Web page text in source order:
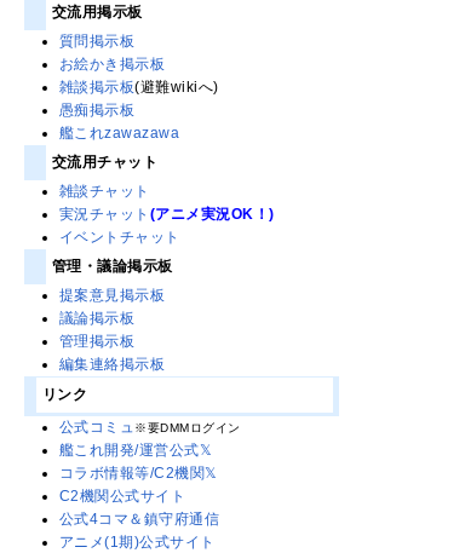
交流用掲示板
質問掲示板
お絵かき掲示板
雑談掲示板(避難wikiへ)
愚痴掲示板
艦これzawazawa
交流用チャット
雑談チャット
実況チャット (アニメ実況OK！)
イベントチャット
管理・議論掲示板
提案意見掲示板
議論掲示板
管理掲示板
編集連絡掲示板
リンク
公式コミュ※要DMMログイン
艦これ開発/運営公式𝕏
コラボ情報等/C2機関𝕏
C2機関公式サイト
公式4コマ＆鎮守府通信
アニメ(1期)公式サイト